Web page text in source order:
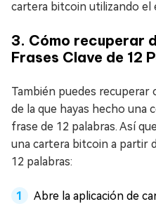
cartera bitcoin utilizando el
3. Cómo recuperar
Frases Clave de 12
También puedes
de la que hayas hecho una
frase de 12 palabras. Así
una cartera bitcoin a partir
12 palabras:
Abre la aplicación de